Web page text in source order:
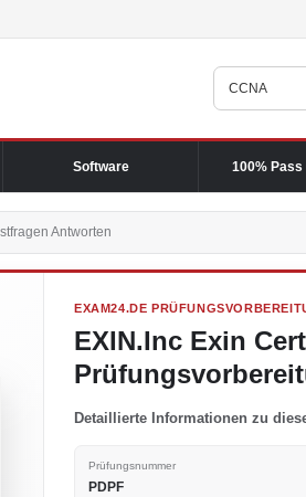
Software 100%
Antworten
EXAM24.DE
EXIN.Inc Exin
Detaillierte Informationen zu
Prüfungsnummer
PDPF